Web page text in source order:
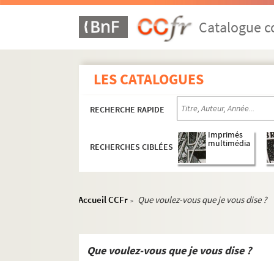
Catalogue
LES CATALOGUES
RECHERCHE RAPIDE
RECHERCHES CIBLÉES
Imprimés
multimédia
Accueil CCFr > Que voulez-vous que je vous dise ?
Que voulez-vous que je vous dise ?
ORG C.19/3. Partitions de
ORG C.19/3. Partitions de Styne,
ORG C.19/4. Partitions de
ORG C.19/4. Partitions de Sylviano,
ORG C.19/4. Partitions de Symiane,
ORG C.19/4.
ORG C.20/1. Partitions de Tabet,
ORG C.20/1. Partitions de Taccani,
ORG C.20/1; ORG C.20/2; ORG